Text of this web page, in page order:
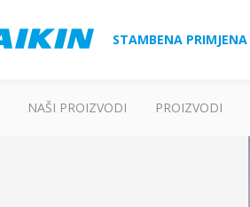
STAMBENA PRIMJENA
NAŠI PROIZVODI PROIZVODI